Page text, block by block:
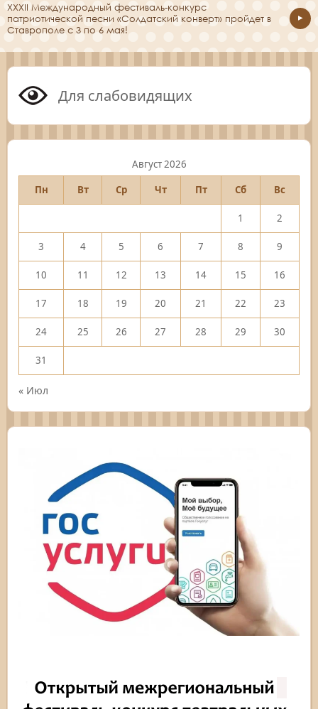
XXXII Международный фестиваль-конкурс
патриотической песни «Солдатский конверт» пройдет в
Ставрополе с 3 по 6 мая!
Для слабовидящих
Август 2026
Пн
Вт Ср Чт Пт Сб Вс
1 2
3 4 5 6 7 8 9
10 11 12 13 14 15 16
17 18 19 20 21 22 23
24 25 26 27 28 29 30
31
« Июл